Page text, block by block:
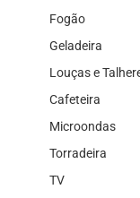
Fogão
Geladeira
Louças e
Cafeteira
Microondas
Torradeira
TV